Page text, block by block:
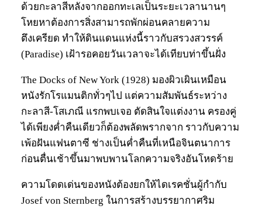
ด้วยกะลาสีหลังจากออกทะเลเป็นระยะเวลานานๆ
โหยหาต้องการสิ่งสามารถพักผ่อนคลายความ
ตึงเครียด ทำให้ดินแดนแห่งนี้ราวกับสรวงสวรรค์
(Paradise) เฝ้ารอคอยวันเวลาจะได้เทียบท่าขึ้นฝั่ง
The Docks of New York (1928) มองผิวเผินเหมือน
หนังรักโรแมนติกทั่วๆไป แต่ความสัมพันธ์ระหว่าง
กะลาสี-โสเภณี แรกพบเจอ ตัดสินใจแต่งงาน ครองคู่
ได้เพียงค่ำคืนเดียวก็ต้องพลัดพรากจาก ราวกับความ
เพ้อฝันแฟนตาซี ช่างเป็นค่ำคืนที่เหนือจินตนาการ
ก่อนตื่นเช้าขึ้นมาพบพานโลกความจริงอันโหดร้าย
ความโดดเด่นของหนังต้องยกให้ไดเรคชั่นผู้กำกับ
Josef von Sternberg ในการสร้างบรรยากาศริม